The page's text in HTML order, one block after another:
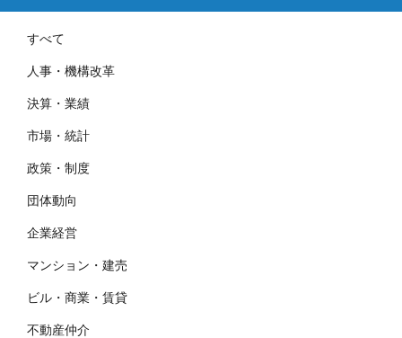
すべて
人事・機構改革
決算・業績
市場・統計
政策・制度
団体動向
企業経営
マンション・建売
ビル・商業・賃貸
不動産仲介